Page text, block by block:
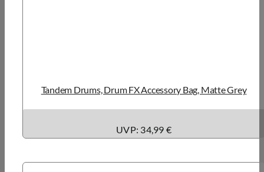
Tandem Drums, Drum FX Accessory Bag, Matte Grey
UVP: 34,99 €